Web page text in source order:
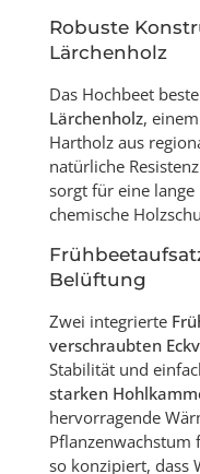
Robuste
Lärchenholz
Das Hochbeet
Lärchenholz,
Hartholz aus
natürliche
sorgt für eine lange
chemische
Belüftung
Zwei integrierte
verschraubten
Stabilität und
starken
hervorragende
Pflanzenwachstum
so konzipiert, dass